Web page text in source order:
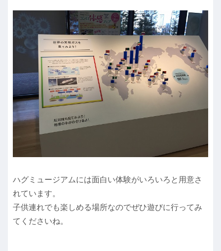
ハグミュージアムには面白い体験がいろいろと用意さ
れています。
子供連れでも楽しめる場所なのでぜひ遊びに行ってみ
てくださいね。